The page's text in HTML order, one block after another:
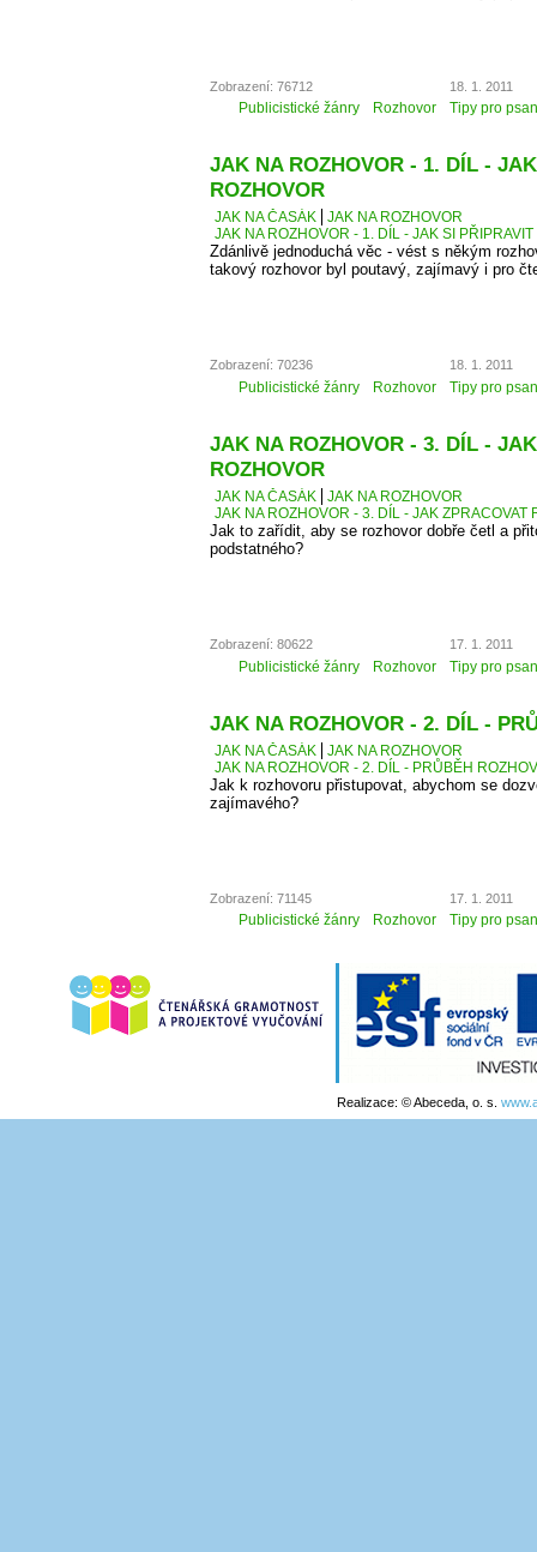
Zobrazení: 76712 18. 1. 2011
Publicistické žánry Rozhovor Tipy pro
JAK NA ROZHOVOR - 1. DÍL -
ROZHOVOR
JAK NA ČASÁK
JAK NA ROZHOVOR
JAK NA ROZHOVOR - 1. DÍL - JAK SI
Zdánlivě jednoduchá věc - vést s někým
takový rozhovor byl poutavý, zajímavý i pro
Zobrazení: 70236 18. 1. 2011
Publicistické žánry Rozhovor Tipy pro
JAK NA ROZHOVOR - 3. DÍL -
ROZHOVOR
JAK NA ČASÁK
JAK NA ROZHOVOR
JAK NA ROZHOVOR - 3. DÍL - JAK ZPRACOVAT
Jak to zařídit, aby se rozhovor dobře četl a
podstatného?
Zobrazení: 80622 17. 1. 2011
Publicistické žánry Rozhovor Tipy pro
JAK NA ROZHOVOR - 2. DÍL -
JAK NA ČASÁK
JAK NA ROZHOVOR
JAK NA ROZHOVOR - 2. DÍL - PRŮBĚH
Jak k rozhovoru přistupovat, abychom se
zajímavého?
Zobrazení: 71145 17. 1. 2011
Publicistické žánry Rozhovor Tipy pro
Realizace: © Abeceda, o. s.